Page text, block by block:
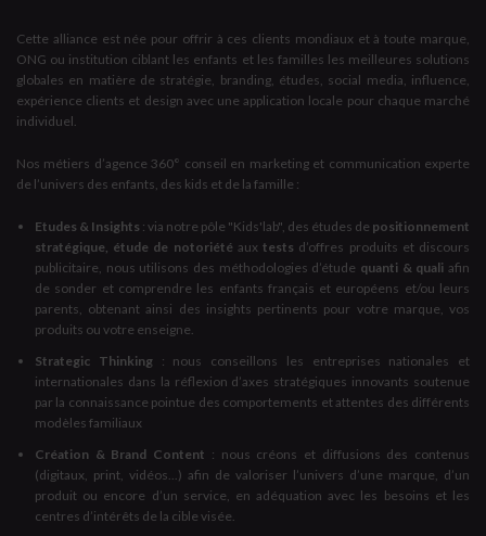
Cette alliance est née pour offrir à ces clients mondiaux et à toute marque,
ONG ou institution ciblant les enfants et les familles les meilleures solutions
globales en matière de stratégie, branding, études, social media, influence,
expérience clients et design avec une application locale pour chaque marché
individuel.
Nos métiers d’agence 360° conseil en marketing et communication experte
de l’univers des enfants, des kids et de la famille :
Etudes & Insights : via notre pôle "Kids'lab", des études de positionnement
stratégique, étude de notoriété auxtests d’offres produits et discours
publicitaire, nous utilisons des méthodologies d’étude quanti & quali afin
de sonder et comprendre les enfants français et européens et/ou leurs
parents, obtenant ainsi des insights pertinents pour votre marque, vos
produits ou votre enseigne.
Strategic Thinking: nous conseillons les entreprises nationales et
internationales dans la réflexion d’axes stratégiques innovants soutenue
par la connaissance pointue des comportements et attentes des différents
modèles familiaux
Création & Brand Content : nous créons et diffusions des contenus
(digitaux, print, vidéos...) afin de valoriser l’univers d’une marque, d’un
produit ou encore d’un service, en adéquation avec les besoins et les
centres d’intérêts de la cible visée.